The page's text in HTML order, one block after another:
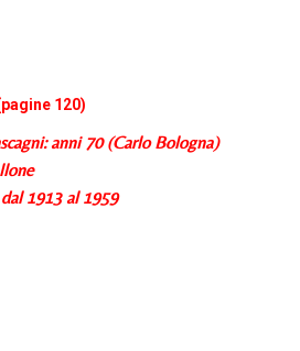
120)
anni 70 (Carlo Bologna)
1913 al 1959